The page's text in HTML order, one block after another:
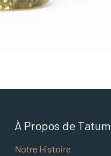
À Propos de Tatum
Notre Histoire